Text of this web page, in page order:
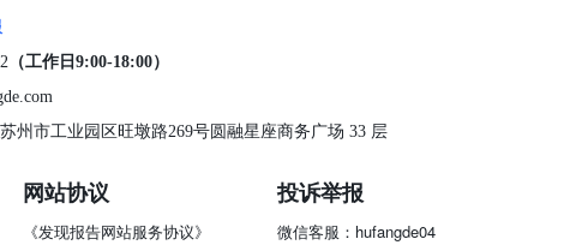
（工作日9:00-18:00）
州市工业园区旺墩路269号圆融星座商务广场 33 层
网站协议
《发现报告网站服务协议》
投诉举报
微信客服：hufangde04